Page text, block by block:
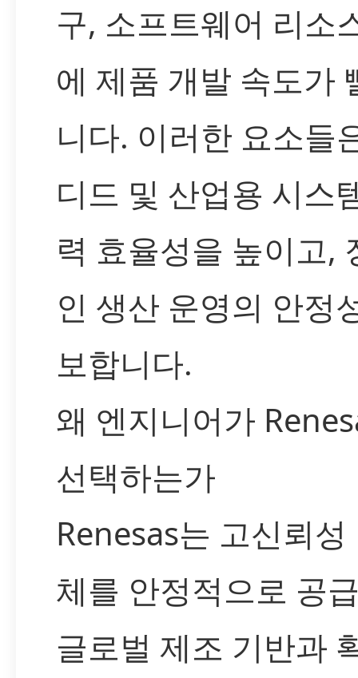
구, 소프트웨어 리소
에 제품 개발 속도가
니다. 이러한 요소들
디드 및 산업용 시스
력 효율성을 높이고,
인 생산 운영의 안정
보합니다.
왜 엔지니어가
선택하는가
Renesas는 고신뢰성
체를 안정적으로 공
글로벌 제조 기반과